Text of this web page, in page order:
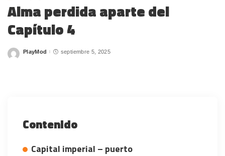
Alma perdida aparte del
Capítulo 4
Posted
PlayMod septiembre 5, 2025
Contenido
Capital imperial – puerto